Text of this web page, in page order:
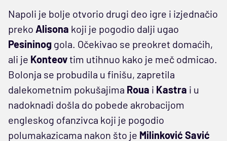
Napoli je bolje otvorio drugi deo igre i izjednačio
preko Alisona koji je pogodio dalji ugao
Pesininog gola. Očekivao se preokret domaćih,
ali je Konteovtim utihnuo kako je meč odmicao.
Bolonja se probudila u finišu, zapretila
dalekometnim pokušajima Roua i Kastra i u
nadoknadi došla do pobede akrobacijom
engleskog ofanzivca koji je pogodio
polumakazicama nakon što je Milinković Savić